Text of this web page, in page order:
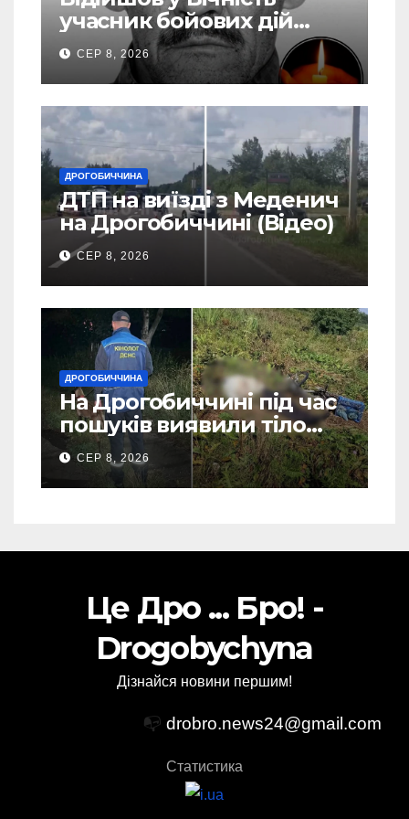
учасник бойових дій
Василь Іваникович зі
Станилі
СЕР 8, 2026
ДРОГОБИЧЧИНА
ДТП на виїзді з Меденич
на Дрогобиччині (Відео)
СЕР 8, 2026
ДРОГОБИЧЧИНА
На Дрогобиччині під час
пошуків виявили тіло
зниклого чоловіка (Фото)
СЕР 8, 2026
Це Дро ... Бро! -
Drogobychyna
Дізнайся новини першим!
📭 drobro.news24@gmail.com
Статистика